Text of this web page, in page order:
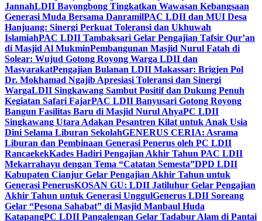
JannahLDII Bayongbong Tingkatkan Wawasan Kebangsaan
Generasi Muda Bersama DanramilPAC LDII dan MUI Desa
Hanjuang: Sinergi Perkuat Toleransi dan Ukhuwah
IslamiahPAC LDII Tambaksari Gelar Pengajian Tafsir Qur’an
di Masjid Al MukminPembangunan Masjid Nurul Fatah di
Solear: Wujud Gotong Royong Warga LDII dan
MasyarakatPengajian Bulanan LDII Makassar: Brigjen Pol
Dr. Mokhamad Ngajib Apresiasi Toleransi dan Sinergi
WargaLDII Singkawang Sambut Positif dan Dukung Penuh
Kegiatan Safari FajarPAC LDII Banyusari Gotong Royong
Bangun Fasilitas Baru di Masjid Nurul AhyaPC LDII
Singkawang Utara Adakan Pesantren Kilat untuk Anak Usia
Dini Selama Liburan SekolahGENERUS CERIA: Asrama
Liburan dan Pembinaan Generasi Penerus oleh PC LDII
RancaekekKades Hadiri Pengajian Akhir Tahun PAC LDII
Mekarrahayu dengan Tema “Catatan Semesta”DPD LDII
Kabupaten Cianjur Gelar Pengajian Akhir Tahun untuk
Generasi PenerusKOSAN GU: LDII Jatiluhur Gelar Pengajian
Akhir Tahun untuk Generasi UnggulGenerus LDII Soreang
Gelar “Pesona Sahabat” di Masjid Manbaul Huda
KatapangPC LDII Pangalengan Gelar Tadabur Alam di Pantai